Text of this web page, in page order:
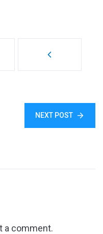
NEXT POST
a comment.